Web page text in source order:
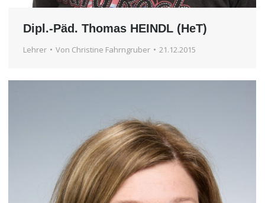
Dipl.-Päd. Thomas HEINDL (HeT)
Lehrer Von Christine Fahrngruber 21.12.2015